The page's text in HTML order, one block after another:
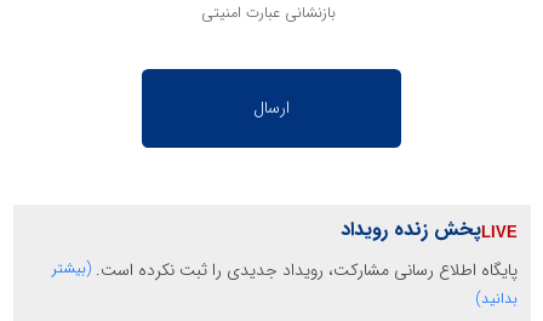
بازنشانی عبارت امنیتی
پخش زنده رویداد
پایگاه اطلاع رسانی مشارکت، رویداد جدیدی را ثبت نکرده است. (بیشتر
بدانید)